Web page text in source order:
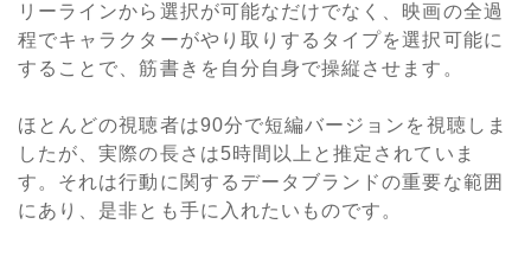
リーラインから選択が可能なだけでなく、映画の全過
程でキャラクターがやり取りするタイプを選択可能に
することで、筋書きを自分自身で操縦させます。
ほとんどの視聴者は90分で短編バージョンを視聴しま
したが、実際の長さは5時間以上と推定されていま
す。それは行動に関するデータブランドの重要な範囲
にあり、是非とも手に入れたいものです。